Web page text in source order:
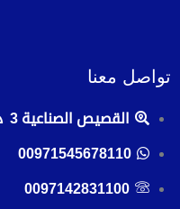
تواصل معنا
القصيص الصناعية 3 دبي الإمارات العربية المتحدة.
00971545678110
0097142831100